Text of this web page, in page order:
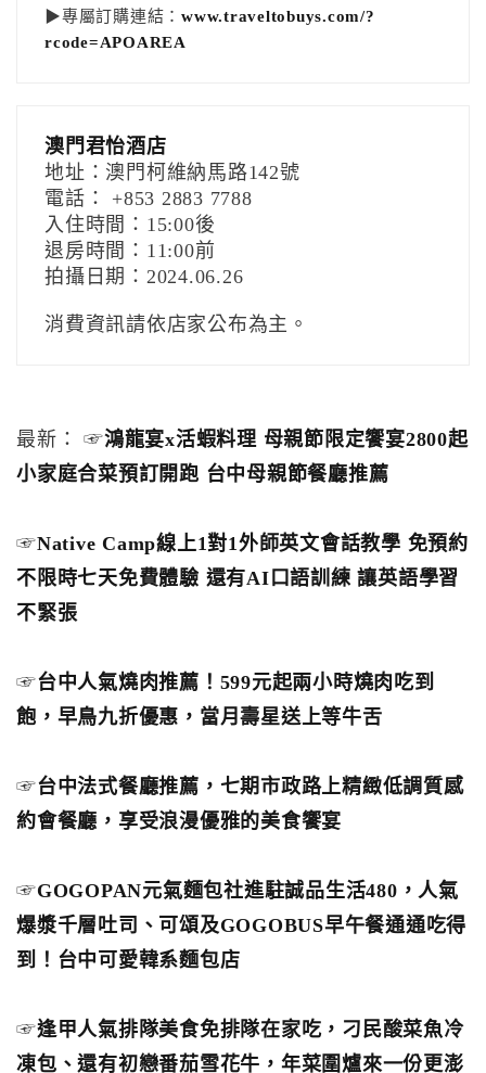
▶專屬訂購連結： www.traveltobuys.com/?
rcode=APOAREA
澳門君怡酒店
地址：澳門柯維納馬路142號
電話： +853 2883 7788
入住時間：15:00後
退房時間：11:00前
拍攝日期：2024.06.26
消費資訊請依店家公布為主。
最新： ☞鴻龍宴x活蝦料理 母親節限定饗宴2800起
小家庭合菜預訂開跑 台中母親節餐廳推薦
☞Native Camp線上1對1外師英文會話教學 免預約
不限時七天免費體驗 還有AI口語訓練 讓英語學習
不緊張
☞台中人氣燒肉推薦！599元起兩小時燒肉吃到
飽，早鳥九折優惠，當月壽星送上等牛舌
☞台中法式餐廳推薦，七期市政路上精緻低調質感
約會餐廳，享受浪漫優雅的美食饗宴
☞GOGOPAN元氣麵包社進駐誠品生活480，人氣
爆漿千層吐司、可頌及GOGOBUS早午餐通通吃得
到！台中可愛韓系麵包店
☞逢甲人氣排隊美食免排隊在家吃，刁民酸菜魚冷
凍包、還有初戀番茄雪花牛，年菜圍爐來一份更澎